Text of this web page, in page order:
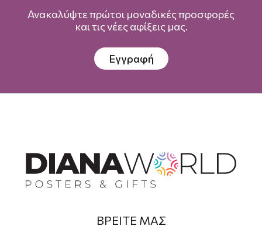
Ανακαλύψτε πρώτοι μοναδικές προσφορές
και τις νέες αφίξεις μας.
Εγγραφή
ΒΡΕΙΤΕ ΜΑΣ